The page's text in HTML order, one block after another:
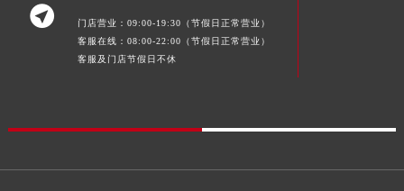

门店营业：09:00-19:30（节假日正常营业）
客服在线：08:00-22:00（节假日正常营业）
客服及门店节假日不休